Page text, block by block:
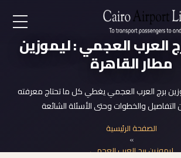
EN
AR
خدمات المطار
العرب العجمي : ليموزين
مطار القاهرة
برج العرب العجمي يغطي كل ما تحتاج معرفته
والخطوات وحتى الأسئلة الشائعة
الصفحة الرئيسية
ليموزين برج العرب العجمي